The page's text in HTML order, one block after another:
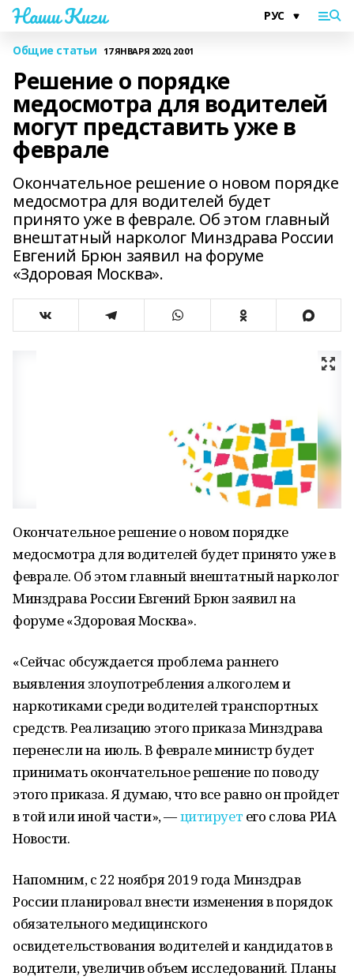
Наши Киги
Общие статьи 17 ЯНВАРЯ 2020, 20:01
Решение о порядке
медосмотра для водителей
могут представить уже в
феврале
Окончательное решение о новом порядке
медосмотра для водителей будет
принято уже в феврале. Об этом главный
внештатный нарколог Минздрава России
Евгений Брюн заявил на форуме
«Здоровая Москва».
Окончательное решение о новом порядке
медосмотра для водителей будет принято уже в
феврале. Об этом главный внештатный нарколог
Минздрава России Евгений Брюн заявил на
форуме «Здоровая Москва».
«Сейчас обсуждается проблема раннего
выявления злоупотребления алкоголем и
наркотиками среди водителей транспортных
средств. Реализацию этого приказа Минздрава
перенесли на июль. В феврале министр будет
принимать окончательное решение по поводу
этого приказа. Я думаю, что все равно он пройдет
в той или иной части», —цитирует его слова РИА
Новости.
Напомним, с 22 ноября 2019 года Минздрав
России планировал внести изменения в порядок
обязательного медицинского
освидетельствования водителей и кандидатов в
водители, увеличив объем исследований. Планы